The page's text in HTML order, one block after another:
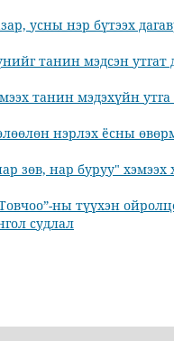
усны нэр бүтээх
танин мэдсэн утгат
танин мэдэхүйн
нэрлэх ёсны
зөв, нар буруу" хэмээх
ны түүхэн
судлал